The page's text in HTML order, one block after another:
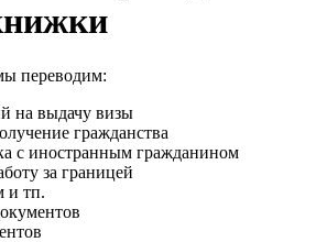
переводим:
на выдачу визы
гражданства
с иностранным гражданином
за границей
и тп.